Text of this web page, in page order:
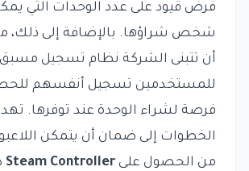
فرض قيود على عدد الوحدات التي
شخص شراؤها. بالإضافة إلى ذلك،
أن تتبنى الشركة نظام تسجيل مسبق
للمستخدمين تسجيل أنفسهم
فرصة لشراء الوحدة عند توفرها.
الخطوات إلى ضمان أن يتمكن
من الحصول علىSteam Controller